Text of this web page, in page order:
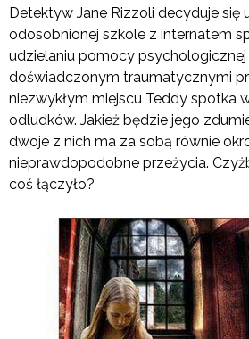
Detektyw Jane Rizzoli decyduje się
odosobnionej szkole z internatem
udzielaniu pomocy
doświadczonym traumatycznymi
niezwykłym miejscu Teddy spotka
odludków. Jakież będzie jego
dwoje z nich ma za sobą równie
nieprawdopodobne przeżycia.
coś łączyło?